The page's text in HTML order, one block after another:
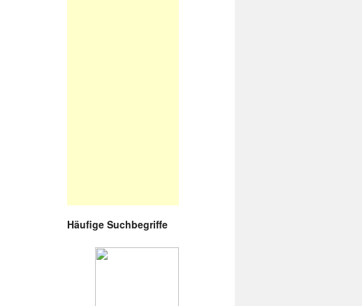
Häufige Suchbegriffe